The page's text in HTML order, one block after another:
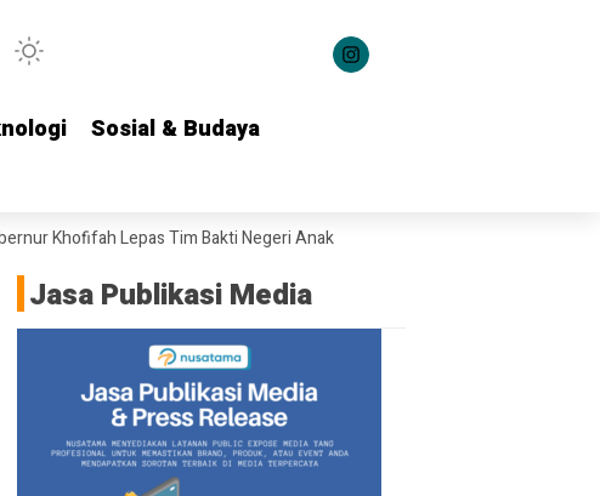
Sosial & Budaya
Sosial & Budaya
Lepas Tim Bakti Negeri Anak Bangsa Salurkan Bantuan ke 22 Daerah
Jasa Publikasi Media